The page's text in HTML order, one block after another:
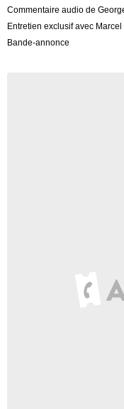
Commentaire audio de
Entretien exclusif avec
Bande-annonce